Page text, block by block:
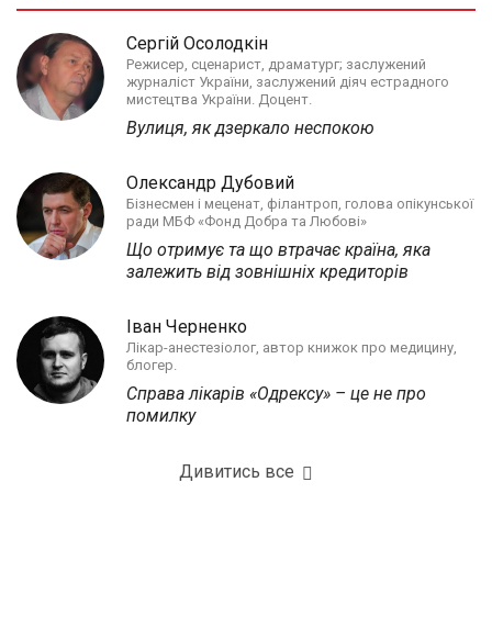
Сергій Осолодкін
Режисер, сценарист, драматург; заслужений
журналіст України, заслужений діяч естрадного
мистецтва України. Доцент.
Вулиця, як дзеркало неспокою
Олександр Дубовий
Бізнесмен і меценат, філантроп, голова опікунської
ради МБФ «Фонд Добра та Любові»
Що отримує та що втрачає країна, яка
залежить від зовнішніх кредиторів
Іван Черненко
Лікар-анестезіолог, автор книжок про медицину,
блогер.
Справа лікарів «Одрексу» – це не про
помилку
Дивитись все